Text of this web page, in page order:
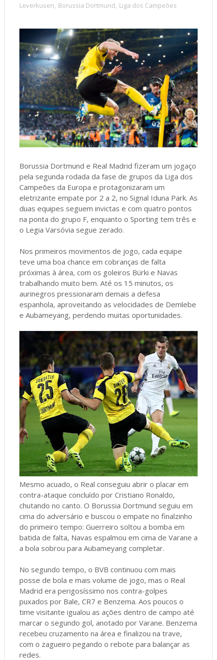
Leverkusen, Borussia Dortmund, Liga dos Campeões
Borussia Dortmund e Real Madrid fizeram um jogaço
pela segunda rodada da fase de grupos da Liga dos
Campeões da Europa e protagonizaram um
eletrizante empate por 2 a 2, no Signal Iduna Park. As
duas equipes seguem invictas e com quatro pontos
na ponta do grupo F, enquanto o Sporting tem três e
o Legia Varsóvia segue zerado.
Nos primeiros movimentos de jogo, cada equipe
teve uma boa chance em cobranças de falta
próximas à área, com os goleiros Bürki e Navas
trabalhando muito bem. Até os 15 minutos, os
aurinegros pressionaram demais a defesa
espanhola, aproveitando as velocidades de Demlebe
e Aubameyang, perdendo muitas oportunidades.
Mesmo acuado, o Real conseguiu abrir o placar em
contra-ataque concluído por Cristiano Ronaldo,
chutando no canto. O Borussia Dortmund seguiu em
cima do adversário e buscou o empate no finalzinho
do primeiro tempo: Guerreiro soltou a bomba em
batida de falta, Navas espalmou em cima de Varane a
a bola sobrou para Aubameyang completar.
No segundo tempo, o BVB continuou com mais
posse de bola e mais volume de jogo, mas o Real
Madrid era perigosíssimo nos contra-golpes
puxados por Bale, CR7 e Benzema. Aos poucos o
time visitante igualou as ações dentro de campo até
marcar o segundo gol, anotado por Varane. Benzema
recebeu cruzamento na área e finalizou na trave,
com o zagueiro pegando o rebote para balançar as
redes.